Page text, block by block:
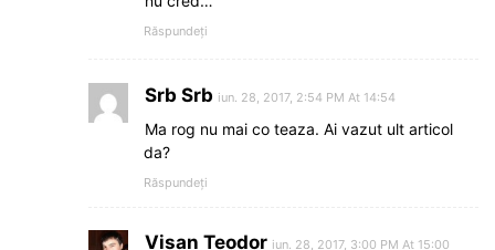
Răspundeți
Srb Srb iun. 28, 2017, 2:54 PM At 14:54
Ma rog nu mai co teaza. Ai vazut ult articol
da?
Răspundeți
Visan Teodor iun. 28, 2017, 3:00 PM At 15:00